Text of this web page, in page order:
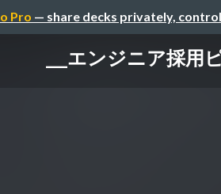
Pro — share decks privately,
___エンジニア採